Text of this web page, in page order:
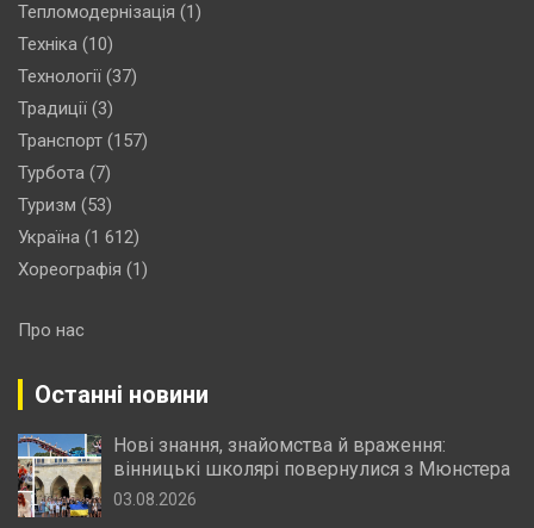
Тепломодернізація (1)
Техніка (10)
Технології (37)
Традиції (3)
Транспорт (157)
Турбота (7)
Туризм (53)
Україна (1 612)
Хореографія (1)
Про нас
Останні новини
Нові знання, знайомства й враження:
вінницькі школярі повернулися з Мюнстера
03.08.2026